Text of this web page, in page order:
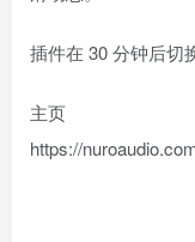
插件在 30 分钟后切
主页
https://